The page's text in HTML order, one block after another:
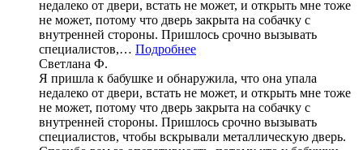
недалеко от двери, встать не может, и открыть мне тоже
не может, потому что дверь закрыта на собачку с
внутренней стороны. Пришлось срочно вызывать
специалистов,… Подробнее
Светлана Ф.
Я пришла к бабушке и обнаружила, что она упала
недалеко от двери, встать не может, и открыть мне тоже
не может, потому что дверь закрыта на собачку с
внутренней стороны. Пришлось срочно вызывать
специалистов, чтобы вскрывали металлическую дверь.